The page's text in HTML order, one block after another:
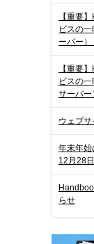
【重要
ビスの
ーバー
【重要
ビスの
サーバ
ウェブ
年末年
12月28
らせ